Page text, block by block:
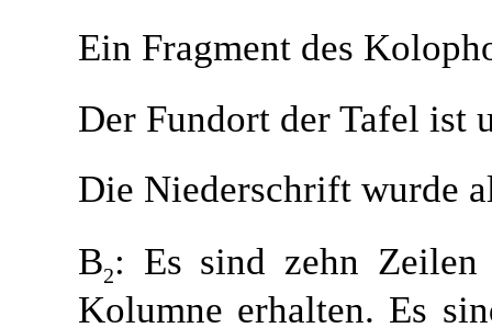
Ein Fragment des
Der Fundort der Tafel ist
Die Niederschrift wurde
B2: Es sind zehn
Kolumne erhalten. Es